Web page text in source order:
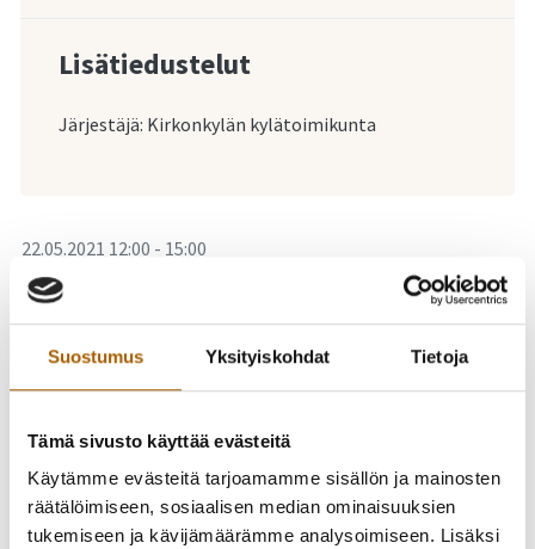
Suostumus Yksityiskohdat Tietoja
Tämä sivusto käyttää evästeitä
Käytämme evästeitä tarjoamamme sisällön ja mainosten
räätälöimiseen, sosiaalisen median ominaisuuksien
tukemiseen ja kävijämäärämme analysoimiseen. Lisäksi
Lisätiedustelut
Järjestäjä: Kirkonkylän kylätoimikunta
-22.05.2021 12:00 - 15:00
Koko perhe liikkuu -
tapahtuma 22.5.2021
Kotiseututalolla
Haastamme kaikki mukaan Koko perhe liikkuu -päivään
Kotiseututalolle.